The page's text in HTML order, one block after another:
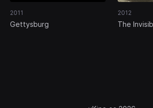
2011
Gettysburg
2012
The